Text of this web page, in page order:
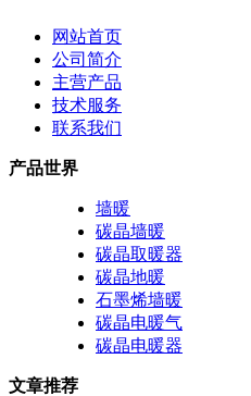
网站首页
公司简介
主营产品
技术服务
联系我们
产品世界
墙暖
碳晶墙暖
碳晶取暖器
碳晶地暖
石墨烯墙暖
碳晶电暖气
碳晶电暖器
文章推荐